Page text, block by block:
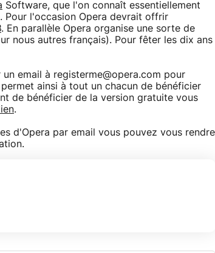
Software, que l'on connaît essentiellement
Pour l'occasion Opera devrait offrir
. En parallèle Opera organise une sorte de
nous autres français). Pour fêter les dix ans
email à registerme@opera.com pour
ainsi à tout un chacun de bénéficier
de bénéficier de la version gratuite vous
lien.
d'Opera par email vous pouvez vous rendre